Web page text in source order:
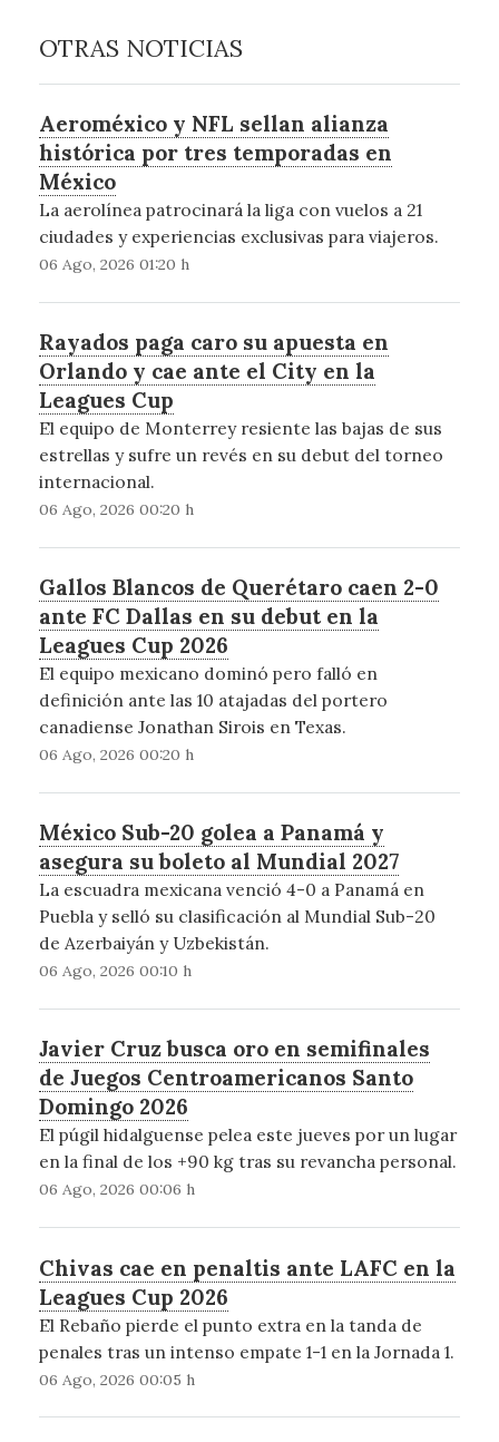
OTRAS NOTICIAS
Aeroméxico y NFL sellan alianza
histórica por tres temporadas en
México
La aerolínea patrocinará la liga con vuelos a 21
ciudades y experiencias exclusivas para viajeros.
06 Ago, 2026 01:20 h
Rayados paga caro su apuesta en
Orlando y cae ante el City en la
Leagues Cup
El equipo de Monterrey resiente las bajas de sus
estrellas y sufre un revés en su debut del torneo
internacional.
06 Ago, 2026 00:20 h
Gallos Blancos de Querétaro caen 2-0
ante FC Dallas en su debut en la
Leagues Cup 2026
El equipo mexicano dominó pero falló en
definición ante las 10 atajadas del portero
canadiense Jonathan Sirois en Texas.
06 Ago, 2026 00:20 h
México Sub-20 golea a Panamá y
asegura su boleto al Mundial 2027
La escuadra mexicana venció 4-0 a Panamá en
Puebla y selló su clasificación al Mundial Sub-20
de Azerbaiyán y Uzbekistán.
06 Ago, 2026 00:10 h
Javier Cruz busca oro en semifinales
de Juegos Centroamericanos Santo
Domingo 2026
El púgil hidalguense pelea este jueves por un lugar
en la final de los +90 kg tras su revancha personal.
06 Ago, 2026 00:06 h
Chivas cae en penaltis ante LAFC en la
Leagues Cup 2026
El Rebaño pierde el punto extra en la tanda de
penales tras un intenso empate 1-1 en la Jornada 1.
06 Ago, 2026 00:05 h